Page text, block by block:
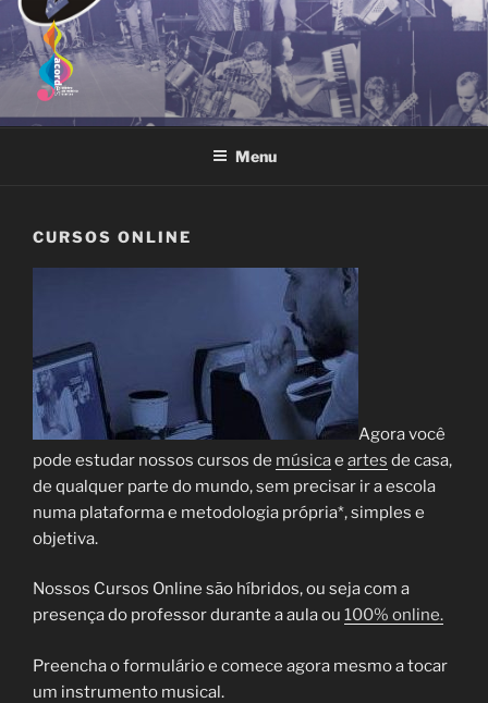
Pular
para
o
conteúdo
ACORDES CENTRO DE
MÚSICA E ARTES
Escola de Música e Artes localizada em Vitória (ES), Brasil. Cursos
Menu
CURSOS ONLINE
Agora você
pode estudar nossos cursos de músicae artes de casa,
de qualquer parte do mundo, sem precisar ir a escola
numa plataforma e metodologia própria*, simples e
objetiva.
Nossos Cursos Online são híbridos, ou seja com a
presença do professor durante a aula ou 100% online.
Preencha o formulário e comece agora mesmo a tocar
um instrumento musical.